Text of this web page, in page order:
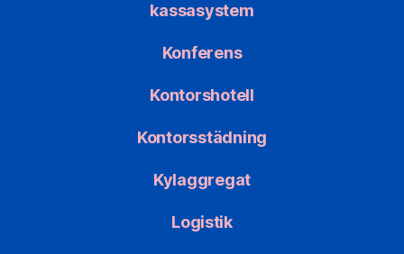
kassasystem
Konferens
Kontorshotell
Kontorsstädning
Kylaggregat
Logistik